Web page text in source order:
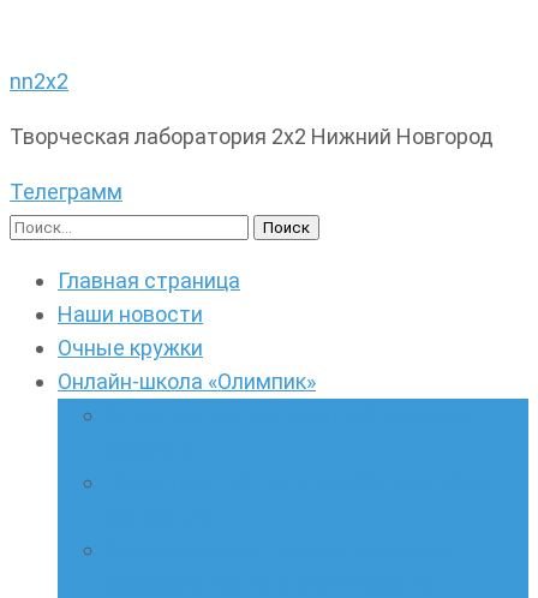
nn2x2
Творческая лаборатория 2х2 Нижний Новгород
Телеграмм
Найти:
Главная страница
Наши новости
Очные кружки
Онлайн-школа «Олимпик»